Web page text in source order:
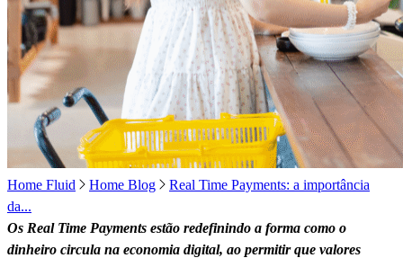
Home Fluid Home Blog
Real Time Payments: a importância
da...
Os Real Time Payments estão redefinindo a forma como o
dinheiro circula na economia digital, ao permitir que valores